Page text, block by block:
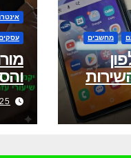
מחשבים